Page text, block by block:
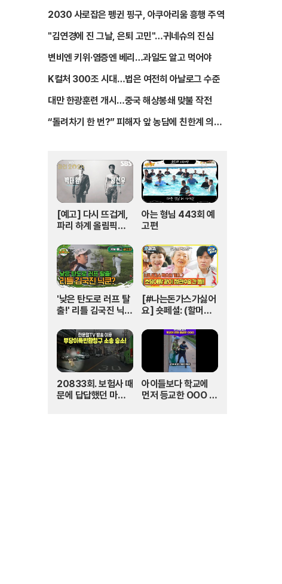
2030 사로잡은 펭귄 핑구, 아쿠아리움 흥행 주역
"김연경에 진 그날, 은퇴 고민"…귀네슈의 진심
변비엔 키위·염증엔 베리…과일도 알고 먹어야
K컬처 300조 시대…법은 여전히 아날로그 수준
대만 한광훈련 개시…중국 해상봉쇄 맞불 작전
“돌려차기 한 번?” 피해자 앞 농담에 친한계 의원
[예고] 다시 뜨겁게,
파리 하계 올림픽은
4 | SBS
아는 형님 443회 예
고편
'낮은 탄도로 러프 탈
출!' 리틀 김국진 닉
어 EP.9-2
[#나는돈가스가싫어
요] 숏페셜: (할머니)
~!! 눈빛만 봐도 알 수
있자나 너 내 도도동
지가 돼랏!🌶️😭 #Th
ePorkCutlet MB
C240706방송
20833회. 보험사 때
문에 답답했던 마음,
아이들보다 학교에
먼저 등교한 OOO #